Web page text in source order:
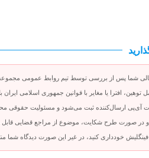
شما پس از بررسی توسط تیم روابط عمومی
توهین، افترا یا مغایر با قوانین جمهوری اسلامی
آی‌پی ارسال‌کننده ثبت می‌شود و مسئولیت حقوقی
در صورت طرح شکایت، موضوع از مراجع قضایی قابل
خودداری کنید، در غیر این صورت دیدگاه شما